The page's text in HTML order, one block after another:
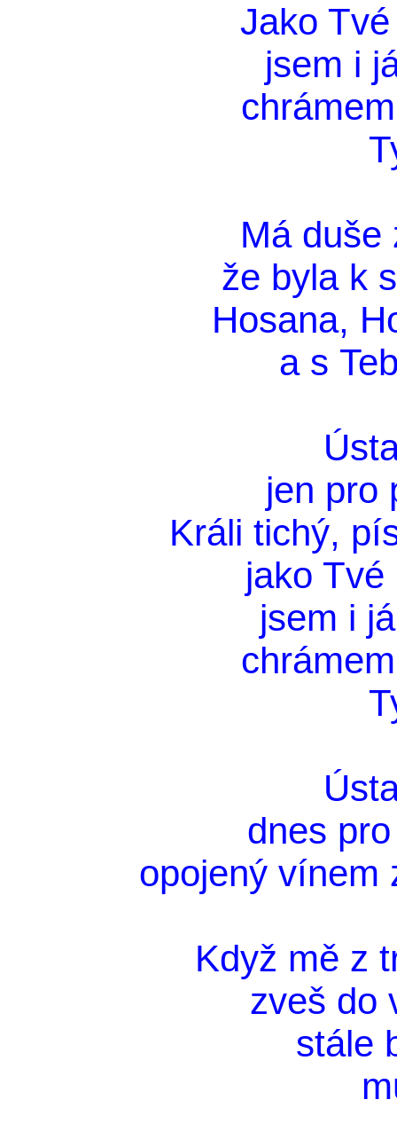
Jako
jsem i
Má duše
že byla k
Hosana,
a s
jen pro
Králi tichý,
jako
jsem i
dnes
opojený vínem
Když mě z
zveš do
stále